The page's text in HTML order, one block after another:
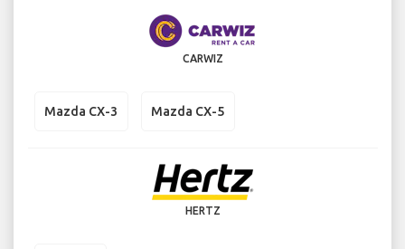
CARWIZ
Mazda CX-3 Mazda CX-5
HERTZ